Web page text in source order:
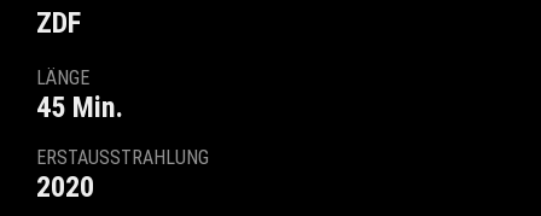
ZDF
LÄNGE
45 Min.
ERSTAUSSTRAHLUNG
2020